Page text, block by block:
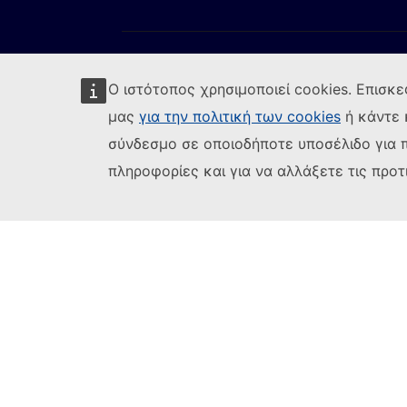
Ο ιστότοπος χρησιμοποιεί cookies.
μας για την πολιτική των cookies ή κάντε
σύνδεσμο σε οποιοδήποτε υποσέλιδο για
πληροφορίες και για να αλλάξετε τις
Ακολουθήστε την Ευρωπαϊκή Επιτροπή
Αναφορά τρωτού σημείου ΤΠ
Γλώσσες